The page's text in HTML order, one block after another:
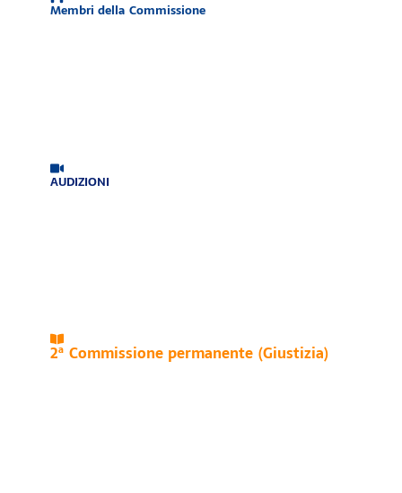
Membri della Commissione
AUDIZIONI
2ª Commissione permanente (Giustizia)